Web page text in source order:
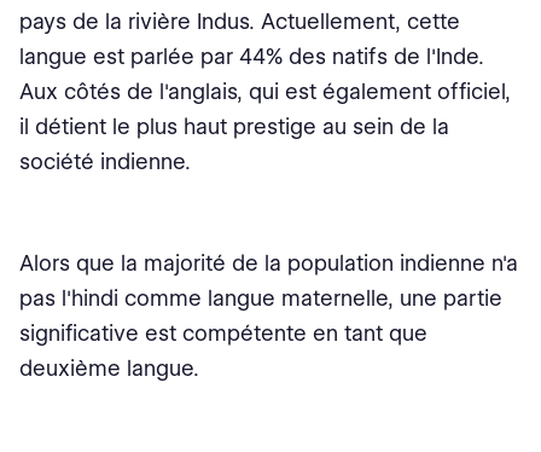
pays de la rivière Indus. Actuellement, cette
langue est parlée par 44% des natifs de l'Inde.
Aux côtés de l'anglais, qui est également officiel,
il détient le plus haut prestige au sein de la
société indienne.
Alors que la majorité de la population indienne n'a
pas l'hindi comme langue maternelle, une partie
significative est compétente en tant que
deuxième langue.